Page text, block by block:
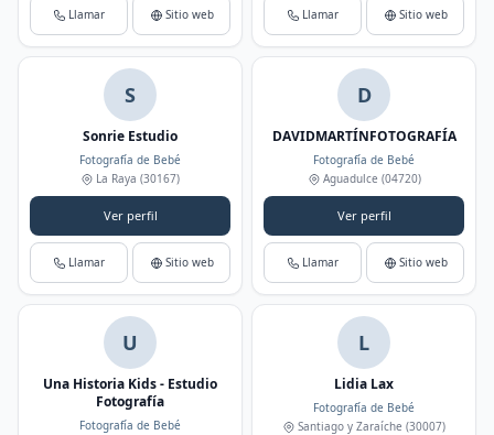
Llamar Sitio web Llamar Sitio web
S
Sonrie Estudio
Fotografía de Bebé
La Raya (30167)
Ver perfil
Llamar Sitio web
D
DAVIDMARTÍNFOTOGRAFÍA
Fotografía de Bebé
Aguadulce (04720)
Ver perfil
Llamar Sitio web
U
Una Historia Kids - Estudio
Fotografía
Fotografía de Bebé
L
Lidia Lax
Fotografía de Bebé
Santiago y Zaraíche (30007)